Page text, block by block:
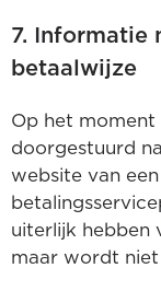
7. Informatie
betaalwijze
Op het
doorgestuurd
website van
uiterlijk hebben
maar wordt